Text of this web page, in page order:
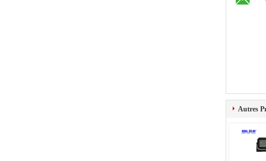
Autres